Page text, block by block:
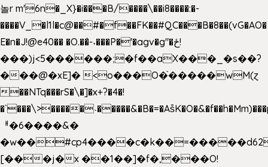
놀r m'6n�_X}�i���B/����\��i8����:�-
����V_�l1l�c@��#�f��FK��#QC���B�8��(vG�AO�
E�n�J!@e40�� �O.��̍-˕���P�'�agv�g"�ځ!
���)j<5������;�f��aX���_�s��?
���@�xE]� <o���O�֙�����wM(ɀ
��NTq���rS�\�]�x+?�4�!
ᅢ�6����&�
[���j�x ��1��]�f�,���O!